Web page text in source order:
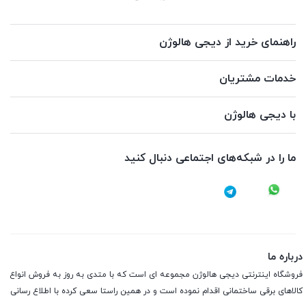
راهنمای خرید از دیجی هالوژن
خدمات مشتریان
با دیجی هالوژن
ما را در شبکه‌های اجتماعی دنبال کنید
درباره ما
فروشگاه اینترنتی دیجی هالوژن مجموعه ای است که با متدی به روز به فروش انواع
کالاهای برقی ساختمانی اقدام نموده است و در همین راستا سعی کرده با اطلاع رسانی